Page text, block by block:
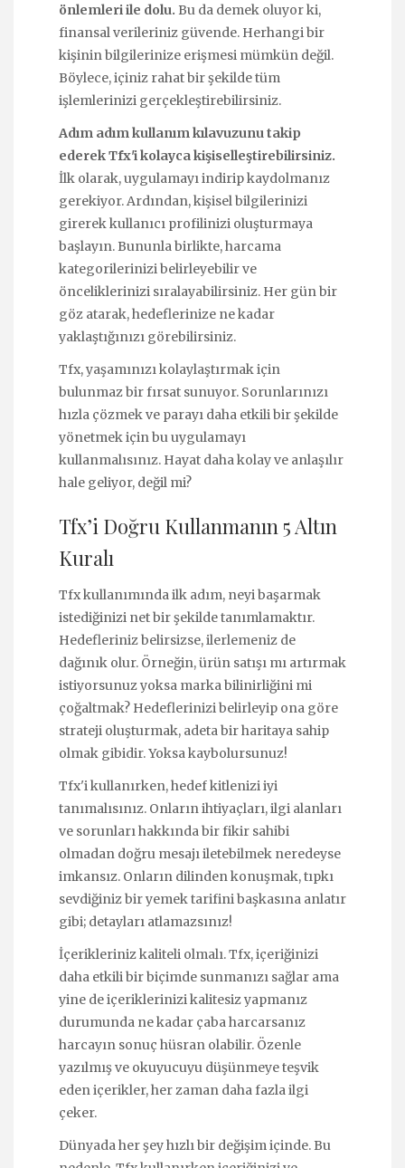
önlemleri ile dolu. Bu da demek oluyor ki,
finansal verileriniz güvende. Herhangi bir
kişinin bilgilerinize erişmesi mümkün değil.
Böylece, içiniz rahat bir şekilde tüm
işlemlerinizi gerçekleştirebilirsiniz.
Adım adım kullanım kılavuzunu takip
ederek Tfx'i kolayca kişiselleştirebilirsiniz.
İlk olarak, uygulamayı indirip kaydolmanız
gerekiyor. Ardından, kişisel bilgilerinizi
girerek kullanıcı profilinizi oluşturmaya
başlayın. Bununla birlikte, harcama
kategorilerinizi belirleyebilir ve
önceliklerinizi sıralayabilirsiniz. Her gün bir
göz atarak, hedeflerinize ne kadar
yaklaştığınızı görebilirsiniz.
Tfx, yaşamınızı kolaylaştırmak için
bulunmaz bir fırsat sunuyor. Sorunlarınızı
hızla çözmek ve parayı daha etkili bir şekilde
yönetmek için bu uygulamayı
kullanmalısınız. Hayat daha kolay ve anlaşılır
hale geliyor, değil mi?
Tfx’i Doğru Kullanmanın 5 Altın
Kuralı
Tfx kullanımında ilk adım, neyi başarmak
istediğinizi net bir şekilde tanımlamaktır.
Hedefleriniz belirsizse, ilerlemeniz de
dağınık olur. Örneğin, ürün satışı mı artırmak
istiyorsunuz yoksa marka bilinirliğini mi
çoğaltmak? Hedeflerinizi belirleyip ona göre
strateji oluşturmak, adeta bir haritaya sahip
olmak gibidir. Yoksa kaybolursunuz!
Tfx'i kullanırken, hedef kitlenizi iyi
tanımalısınız. Onların ihtiyaçları, ilgi alanları
ve sorunları hakkında bir fikir sahibi
olmadan doğru mesajı iletebilmek neredeyse
imkansız. Onların dilinden konuşmak, tıpkı
sevdiğiniz bir yemek tarifini başkasına anlatır
gibi; detayları atlamazsınız!
İçerikleriniz kaliteli olmalı. Tfx, içeriğinizi
daha etkili bir biçimde sunmanızı sağlar ama
yine de içeriklerinizi kalitesiz yapmanız
durumunda ne kadar çaba harcarsanız
harcayın sonuç hüsran olabilir. Özenle
yazılmış ve okuyucuyu düşünmeye teşvik
eden içerikler, her zaman daha fazla ilgi
çeker.
Dünyada her şey hızlı bir değişim içinde. Bu